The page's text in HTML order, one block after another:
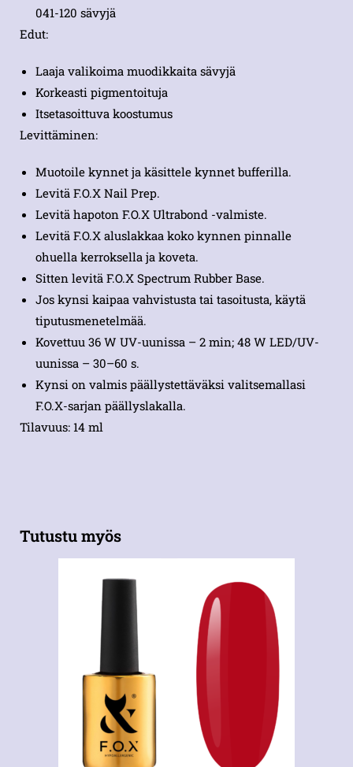
041-120 sävyjä
Edut:
Laaja valikoima muodikkaita sävyjä
Korkeasti pigmentoituja
Itsetasoittuva koostumus
Levittäminen:
Muotoile kynnet ja käsittele kynnet bufferilla.
Levitä F.O.X Nail Prep.
Levitä hapoton F.O.X Ultrabond -valmiste.
Levitä F.O.X aluslakkaa koko kynnen pinnalle
ohuella kerroksella ja koveta.
Sitten levitä F.O.X Spectrum Rubber Base.
Jos kynsi kaipaa vahvistusta tai tasoitusta, käytä
tiputusmenetelmää.
Kovettuu 36 W UV-uunissa – 2 min; 48 W LED/UV-
uunissa – 30–60 s.
Kynsi on valmis päällystettäväksi valitsemallasi
F.O.X-sarjan päällyslakalla.
Tilavuus: 14 ml
Tutustu myös